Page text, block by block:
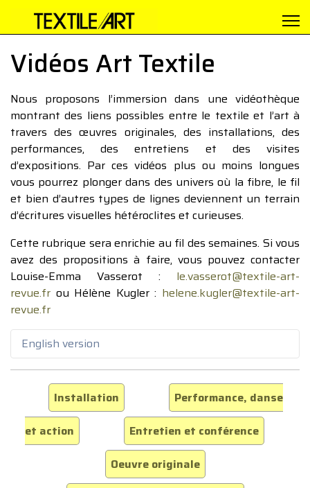
Vidéos Art Textile
Nous proposons l’immersion dans une vidéothèque
montrant des liens possibles entre le textile et l’art à
travers des œuvres originales, des installations, des
performances, des entretiens et des visites
d’expositions. Par ces vidéos plus ou moins longues
vous pourrez plonger dans des univers où la fibre, le fil
et bien d’autres types de lignes deviennent un terrain
d’écritures visuelles hétéroclites et curieuses.
Cette rubrique sera enrichie au fil des semaines. Si vous
avez des propositions à faire, vous pouvez contacter
Louise-Emma Vasserot : le.vasserot@textile-art-
revue.fr ou Hélène Kugler : helene.kugler@textile-art-
revue.fr
English version
Installation
Performance, danse
et action
Entretien et conférence
Oeuvre originale